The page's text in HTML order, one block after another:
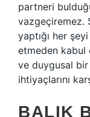
partneri
vazgeçiremez.
yaptığı her
etmeden kabul
ve duygusal
ihtiyaçlarını
BALIK